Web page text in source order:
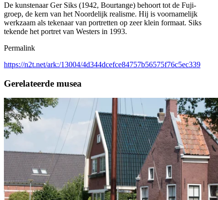
De kunstenaar Ger Siks (1942, Bourtange) behoort tot de Fuji-
groep, de kern van het Noordelijk realisme. Hij is voornamelijk
werkzaam als tekenaar van portretten op zeer klein formaat. Siks
tekende het portret van Westers in 1993.
Permalink
https://n2t.net/ark:/13004/4d344dcefce84757b56575f76c5ec339
Gerelateerde musea